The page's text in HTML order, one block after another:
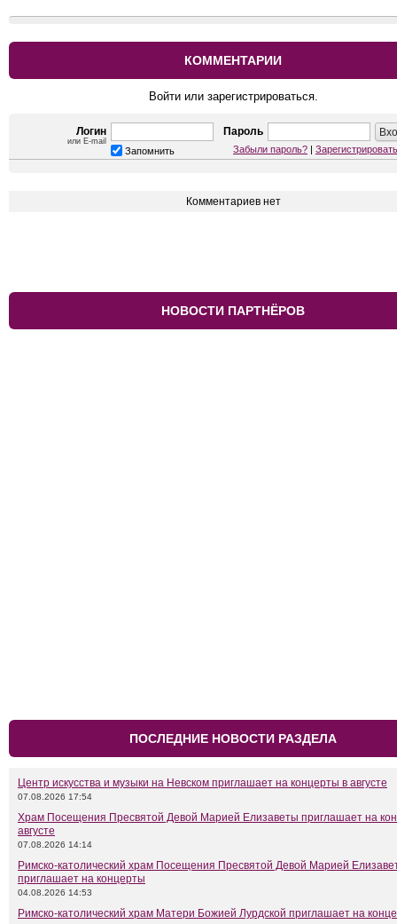
КОММЕНТАРИИ
Войти или зарегистрироваться.
Логин
или E-mail
Пароль
Запомнить Забыли пароль? |
Комментариев нет
НОВОСТИ ПАРТНЁРОВ
ПОСЛЕДНИЕ НОВОСТИ РАЗДЕЛА
Центр искусства и музыки на Невском приглашает на концерты в августе
07.08.2026 17:54
Храм Посещения Пресвятой Девой Марией Елизаветы приглашает на
августе
07.08.2026 14:14
Римско-католический храм Посещения Пресвятой Девой Марией
приглашает на концерты
04.08.2026 14:53
Римско-католический храм Матери Божией Лурдской приглашает на